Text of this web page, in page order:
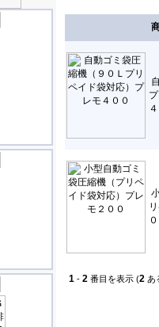
1 - 2 番目を表示 (2 あ